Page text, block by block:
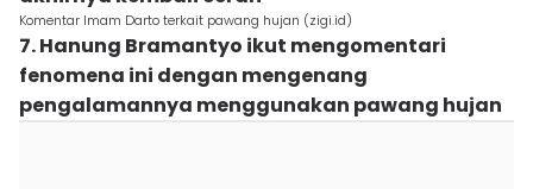
Komentar Imam Darto terkait pawang hujan (zigi.id)
7. Hanung Bramantyo ikut mengomentari
fenomena ini dengan mengenang
pengalamannya menggunakan pawang hujan